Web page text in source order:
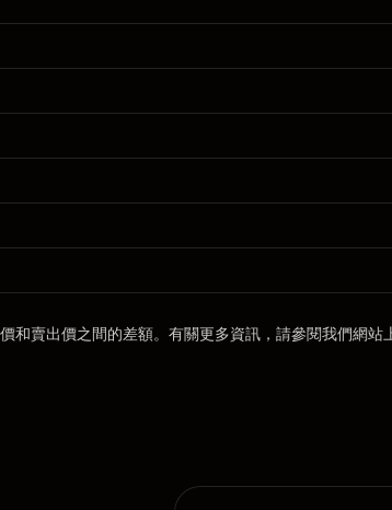
$1,000.00
-0.01096
(-$21.92)
$1,000.00
-0.01096
(-$21.92)
和賣出價之間的差額。有關更多資訊，請參閱我們網站